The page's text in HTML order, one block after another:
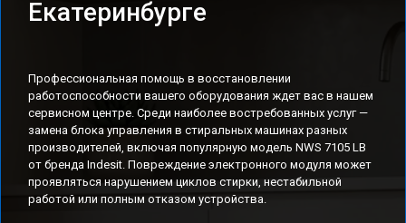
Екатеринбурге
Профессиональная помощь в восстановлении
работоспособности вашего оборудования ждет вас в нашем
сервисном центре. Среди наиболее востребованных услуг —
замена блока управления в стиральных машинах разных
производителей, включая популярную модель NWS 7105 LB
от бренда Indesit. Повреждение электронного модуля может
проявляться нарушением циклов стирки, нестабильной
работой или полным отказом устройства.